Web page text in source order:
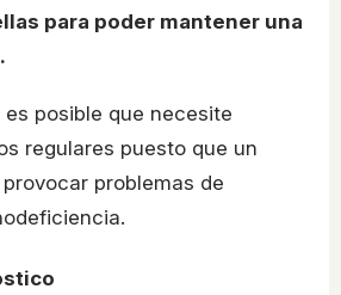
para poder mantener una
posible que necesite
regulares puesto que un
problemas de